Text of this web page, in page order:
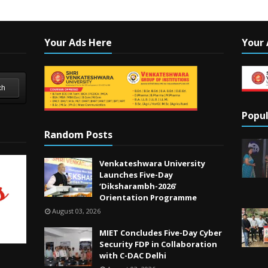
Your Ads Here
Random Posts
Venkateshwara University
Launches Five-Day
‘Diksharambh-2026’
Orientation Programme
August 03, 2026
MIET Concludes Five-Day Cyber
Security FDP in Collaboration
with C-DAC Delhi
Your